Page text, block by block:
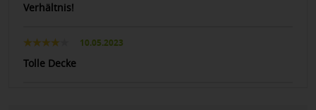
Verhältnis!
10.05.2023
Tolle Decke